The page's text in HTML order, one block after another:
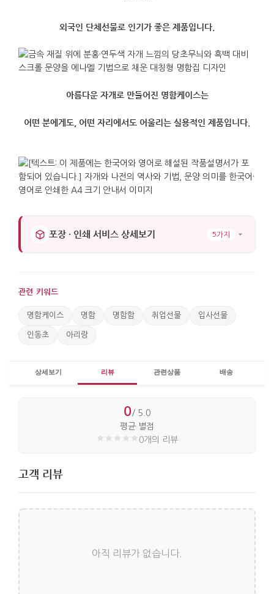
외국인 단체선물로 인기가 좋은 제품입니다.
아름다운 자개로 만들어진 명함케이스는
어떤 분에게도, 어떤 자리에서도 어울리는 실용적인 제품입니다.
포장 · 인쇄 서비스 상세보기 5가지
관련 키워드
명함케이스 명함 명함함 취업선물 입사선물
인동초 아리랑
상세보기 리뷰 관련상품 배송
0/ 5.0
평균 별점
0개의 리뷰
고객 리뷰
아직 리뷰가 없습니다.